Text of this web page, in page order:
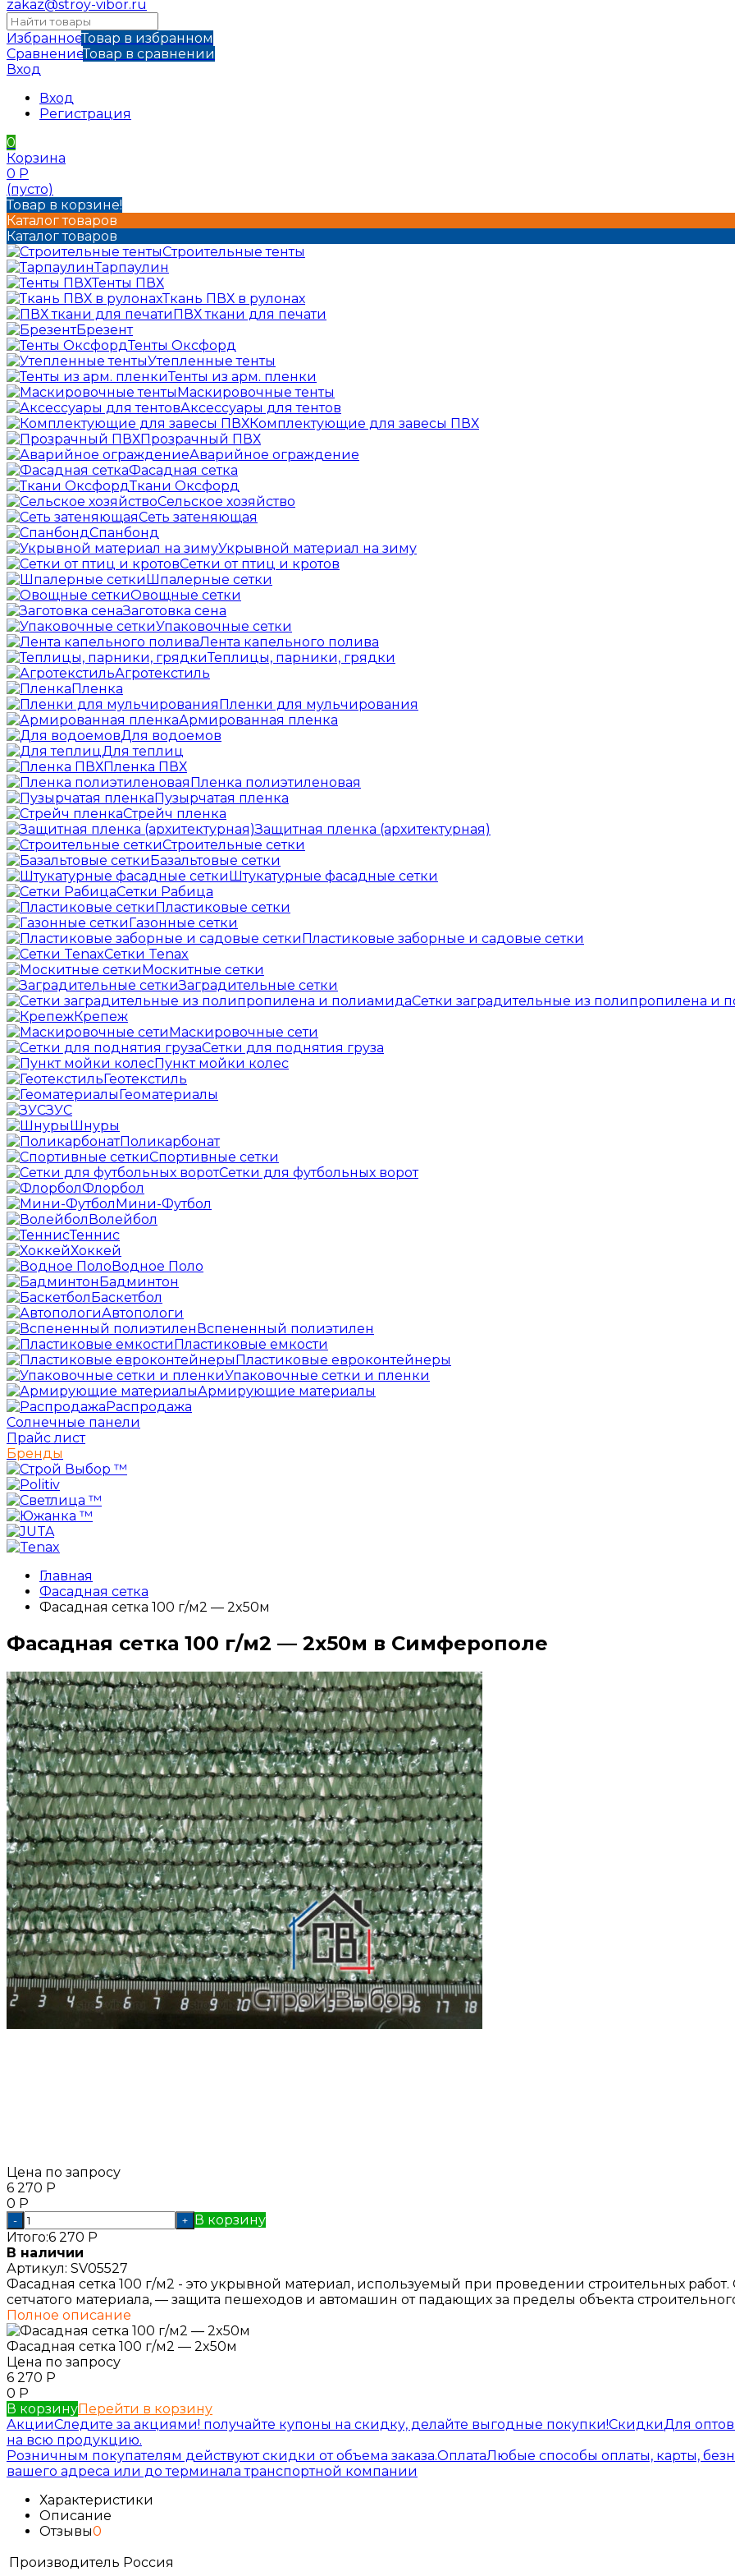
zakaz@stroy-vibor.ru
ИзбранноеТовар в избранном
СравнениеТовар в сравнении
Вход
Вход
Регистрация
0
Корзина
0 Р
(пусто)
Товар в корзине!
Каталог товаров
Каталог товаров
Строительные тенты
Тарпаулин
Тенты ПВХ
Ткань ПВХ в рулонах
ПВХ ткани для печати
Брезент
Тенты Оксфорд
Утепленные тенты
Тенты из арм. пленки
Маскировочные тенты
Аксессуары для тентов
Комплектующие для завесы ПВХ
Прозрачный ПВХ
Аварийное ограждение
Фасадная сетка
Ткани Оксфорд
Сельское хозяйство
Сеть затеняющая
Спанбонд
Укрывной материал на зиму
Сетки от птиц и кротов
Шпалерные сетки
Овощные сетки
Заготовка сена
Упаковочные сетки
Лента капельного полива
Теплицы, парники, грядки
Агротекстиль
Пленка
Пленки для мульчирования
Армированная пленка
Для водоемов
Для теплиц
Пленка ПВХ
Пленка полиэтиленовая
Пузырчатая пленка
Cтрейч пленка
Защитная пленка (архитектурная)
Строительные сетки
Базальтовые сетки
Штукатурные фасадные сетки
Сетки Рабица
Пластиковые сетки
Газонные сетки
Пластиковые заборные и садовые сетки
Сетки Tenax
Москитные сетки
Заградительные сетки
Сетки заградительные из полипропилена и
Крепеж
Маскировочные сети
Сетки для поднятия груза
Пункт мойки колес
Геотекстиль
Геоматериалы
ЗУС
Шнуры
Поликарбонат
Спортивные сетки
Сетки для футбольных ворот
Флорбол
Мини-Футбол
Волейбол
Теннис
Хоккей
Водное Поло
Бадминтон
Баскетбол
Автопологи
Вспененный полиэтилен
Пластиковые емкости
Пластиковые евроконтейнеры
Упаковочные сетки и пленки
Армирующие материалы
Распродажа
Солнечные панели
Прайс лист
Бренды
Главная
Фасадная сетка
Фасадная сетка 100 г/м2 — 2x50м
Фасадная сетка 100 г/м2 — 2x50м в Симферополе
Цена по запросу
6 270 Р
0 Р
- + В корзину
Итого:6 270 Р
В наличии
Артикул: SV05527
Фасадная сетка 100 г/м2 - это укрывной материал, используемый при проведении строительных
сетчатого материала, — защита пешеходов и автомашин от падающих за пределы объекта
Полное описание
Фасадная сетка 100 г/м2 — 2x50м
Цена по запросу
6 270 Р
0 Р
В корзинуПерейти в корзину
АкцииСледите за акциями! получайте купоны на скидку, делайте выгодные покупки!СкидкиДля
на всю продукцию.
Розничным покупателям действуют скидки от объема заказа.ОплатаЛюбые способы оплаты, карты,
вашего адреса или до терминала транспортной компании
Характеристики
Описание
Отзывы0
Производитель Россия